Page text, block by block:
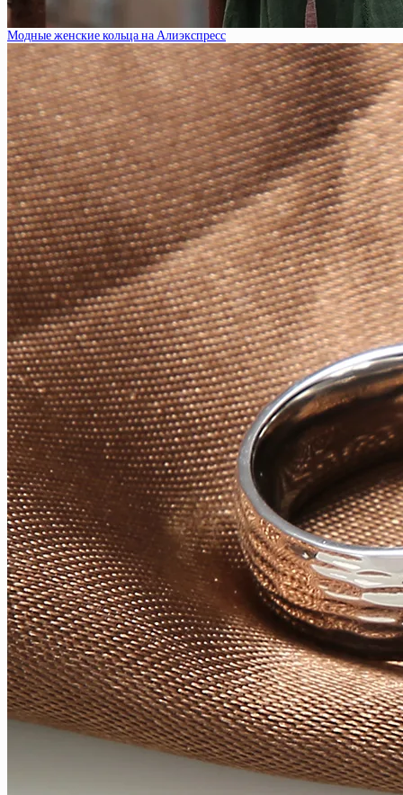
Модные женские кольца на Алиэкспресс